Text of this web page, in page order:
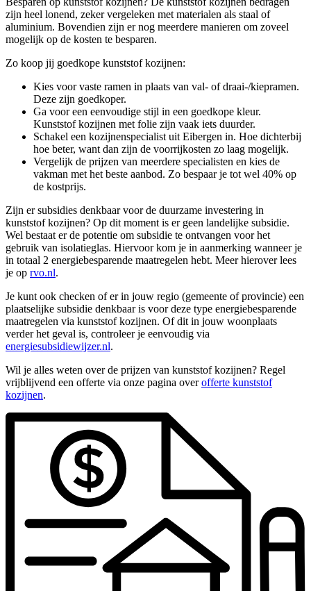
zijn heel lonend, zeker vergeleken met materialen als staal of
aluminium. Bovendien zijn er nog meerdere manieren om zoveel
mogelijk op de kosten te besparen.
Zo koop jij goedkope kunststof kozijnen:
Kies voor vaste ramen in plaats van val- of draai-/kiepramen.
Deze zijn goedkoper.
Ga voor een eenvoudige stijl in een goedkope kleur.
Kunststof kozijnen met folie zijn vaak iets duurder.
Schakel een kozijnenspecialist uit Eibergen in. Hoe dichterbij
hoe beter, want dan zijn de voorrijkosten zo laag mogelijk.
Vergelijk de prijzen van meerdere specialisten en kies de
vakman met het beste aanbod. Zo bespaar je tot wel 40% op
de kostprijs.
Zijn er subsidies denkbaar voor de duurzame investering in
kunststof kozijnen? Op dit moment is er geen landelijke subsidie.
Wel bestaat er de potentie om subsidie te ontvangen voor het
gebruik van isolatieglas. Hiervoor kom je in aanmerking wanneer je
in totaal 2 energiebesparende maatregelen hebt. Meer hierover lees
je op rvo.nl.
Je kunt ook checken of er in jouw regio (gemeente of provincie) een
plaatselijke subsidie denkbaar is voor deze type energiebesparende
maatregelen via kunststof kozijnen. Of dit in jouw woonplaats
verder het geval is, controleer je eenvoudig via
energiesubsidiewijzer.nl.
Wil je alles weten over de prijzen van kunststof kozijnen? Regel
vrijblijvend een offerte via onze pagina overofferte kunststof
kozijnen.